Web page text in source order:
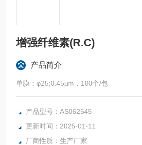
增强纤维素(R.C)
产品简介
单膜：φ25;0.45µm，100个/包
产品型号：AS062545
更新时间：2025-01-11
厂商性质：生产厂家